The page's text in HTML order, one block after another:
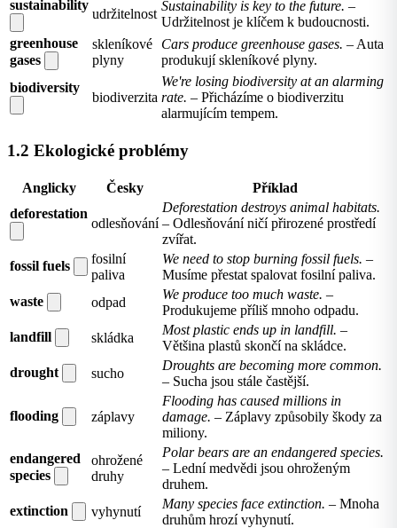
sustainability
udržitelnost
Sustainability is key to the future. –
Udržitelnost je klíčem k budoucnosti.
greenhouse
gases
skleníkové
plyny
Cars produce greenhouse gases. – Auta
produkují skleníkové plyny.
biodiversity
biodiverzita
We're losing biodiversity at an alarming
rate. – Přicházíme o biodiverzitu
alarmujícím tempem.
1.2 Ekologické problémy
Anglicky Česky
Příklad
deforestation
odlesňování
Deforestation destroys animal habitats.
– Odlesňování ničí přirozené prostředí
zvířat.
fossil fuels
fosilní
paliva
We need to stop burning fossil fuels. –
Musíme přestat spalovat fosilní paliva.
waste
odpad
We produce too much waste. –
Produkujeme příliš mnoho odpadu.
landfill
skládka
Most plastic ends up in landfill. –
Většina plastů skončí na skládce.
drought
sucho
Droughts are becoming more common.
– Sucha jsou stále častější.
flooding záplavy
Flooding has caused millions in
damage. – Záplavy způsobily škody za
miliony.
endangered
species
ohrožené
druhy
Polar bears are an endangered species.
– Lední medvědi jsou ohroženým
druhem.
extinction
vyhynutí
Many species face extinction. – Mnoha
druhům hrozí vyhynutí.